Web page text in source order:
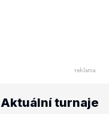
Aktuální turnaje